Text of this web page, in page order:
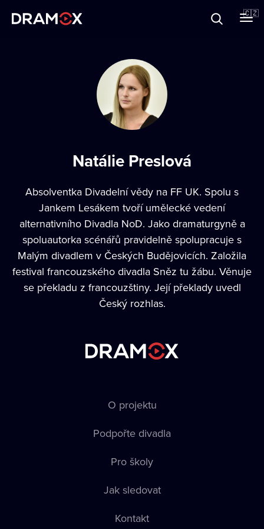
🇨🇿
Natálie Preslová
Absolventka Divadelní vědy na FF UK. Spolu s
Jankem Lesákem tvoří umělecké vedení
alternativního Divadla NoD. Jako dramaturgyně a
spoluautorka scénářů pravidelně spolupracuje s
Malým divadlem v Českých Budějovicích. Založila
festival francouzského divadla Sněz tu žábu. Věnuje
se překladu z francouzštiny. Její překlady uvedl
Český rozhlas.
O projektu
Podpořte divadla
Pro školy
Jak sledovat
Kontakt